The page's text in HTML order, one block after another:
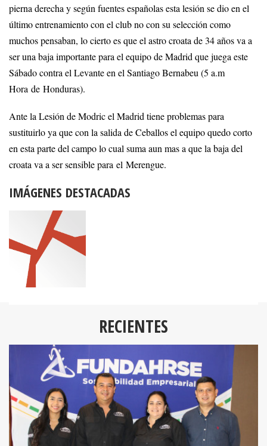
pierna derecha y según fuentes españolas esta lesión se dio en el
último entrenamiento con el club no con su selección como
muchos pensaban, lo cierto es que el astro croata de 34 años va a
ser una baja importante para el equipo de Madrid que juega este
Sábado contra el Levante en el Santiago Bernabeu (5 a.m
Hora de Honduras).
Ante la Lesión de Modric el Madrid tiene problemas para
sustituirlo ya que con la salida de Ceballos el equipo quedo corto
en esta parte del campo lo cual suma aun mas a que la baja del
croata va a ser sensible para el Merengue.
IMÁGENES DESTACADAS
RECIENTES